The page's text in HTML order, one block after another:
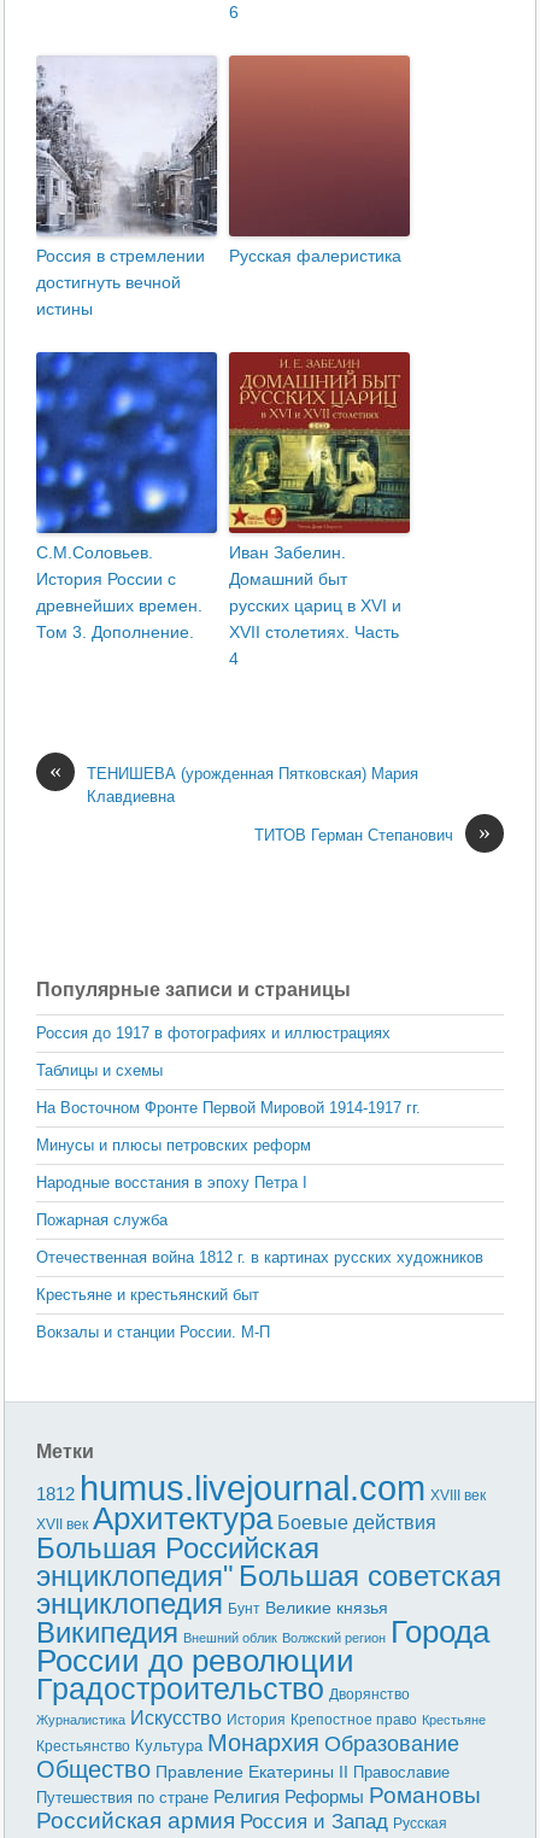
6
Россия в стремлении
достигнуть вечной
истины
Русская фалеристика
С.М.Соловьев.
История России с
древнейших времен.
Том 3. Дополнение.
Иван Забелин.
Домашний быт
русских цариц в XVI и
XVII столетиях. Часть
4
«
ТЕНИШЕВА (урожденная Пятковская) Мария
Клавдиевна
»
ТИТОВ Герман Степанович
Популярные записи и страницы
Россия до 1917 в фотографиях и иллюстрациях
Таблицы и схемы
На Восточном Фронте Первой Мировой 1914-1917 гг.
Минусы и плюсы петровских реформ
Народные восстания в эпоху Петра I
Пожарная служба
Отечественная война 1812 г. в картинах русских художников
Крестьяне и крестьянский быт
Вокзалы и станции России. М-П
Метки
1812 humus.livejournal.com XVIII век
XVII век Архитектура Боевые действия
Большая Российская
энциклопедия" Большая советская
энциклопедия Бунт Великие князья
Википедия Внешний облик Волжский регион Города
России до революции
Градостроительство Дворянство
Журналистика Искусство История Крепостное право Крестьяне
Крестьянство Культура Монархия Образование
Общество Правление Екатерины II Православие
Путешествия по стране Религия Реформы Романовы
Российская армия Россия и Запад Русская